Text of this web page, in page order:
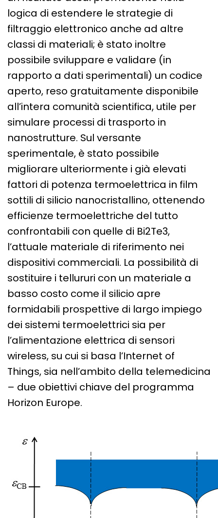
logica di estendere le strategie di
filtraggio elettronico anche ad altre
classi di materiali; è stato inoltre
possibile sviluppare e validare (in
rapporto a dati sperimentali) un codice
aperto, reso gratuitamente disponibile
all’intera comunità scientifica, utile per
simulare processi di trasporto in
nanostrutture. Sul versante
sperimentale, è stato possibile
migliorare ulteriormente i già elevati
fattori di potenza termoelettrica in film
sottili di silicio nanocristallino, ottenendo
efficienze termoelettriche del tutto
confrontabili con quelle di Bi2Te3,
l’attuale materiale di riferimento nei
dispositivi commerciali. La possibilità di
sostituire i tellururi con un materiale a
basso costo come il silicio apre
formidabili prospettive di largo impiego
dei sistemi termoelettrici sia per
l’alimentazione elettrica di sensori
wireless, su cui si basa l’Internet of
Things, sia nell’ambito della telemedicina
– due obiettivi chiave del programma
Horizon Europe.